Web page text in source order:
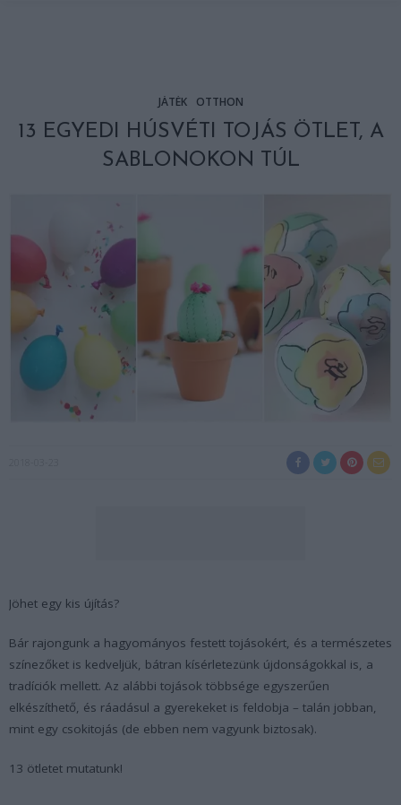
JÁTÉK OTTHON
13 EGYEDI HÚSVÉTI TOJÁS ÖTLET, A
SABLONOKON TÚL
Jöhet egy kis újítás?
Bár rajongunk a hagyományos festett tojásokért, és a természetes
színezőket is kedveljük, bátran kísérletezünk újdonságokkal is, a
tradíciók mellett. Az alábbi tojások többsége egyszerűen
elkészíthető, és ráadásul a gyerekeket is feldobja – talán jobban,
mint egy csokitojás (de ebben nem vagyunk biztosak).
13 ötletet mutatunk!